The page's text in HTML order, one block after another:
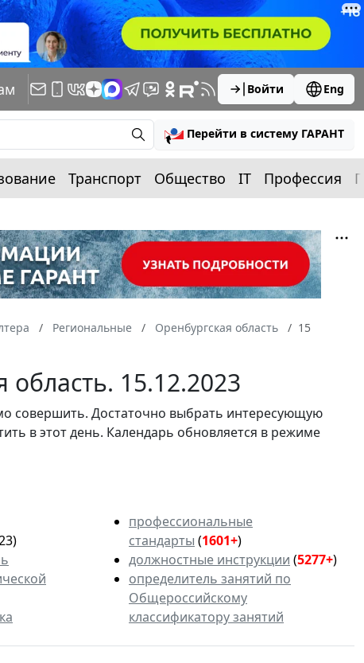
Войти Eng
Перейти в систему ГАРАНТ
Транспорт Общество IT Профессия
Региональные Оренбургская область
15
15.12.2023
совершить. Достаточно выбрать интересующую
в этот день. Календарь обновляется в режиме
профессиональные
стандарты (1601+)
должностные инструкции (5277+)
определитель занятий по
Общероссийскому
классификатору занятий